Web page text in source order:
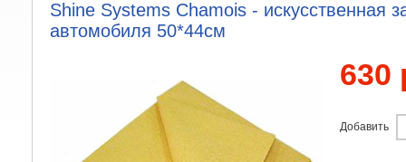
Shine Systems Chamois - искусственная
автомобиля 50*44см
630
Добавить